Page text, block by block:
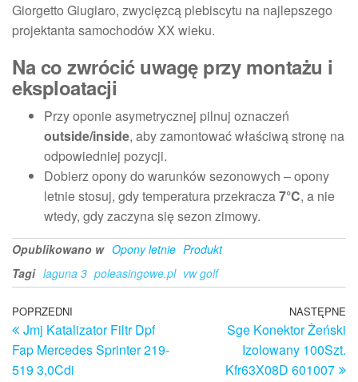
Giorgetto Giugiaro, zwycięzcą plebiscytu na najlepszego
projektanta samochodów XX wieku.
Na co zwrócić uwagę przy montażu i
eksploatacji
Przy oponie asymetrycznej pilnuj oznaczeń
outside/inside, aby zamontować właściwą stronę na
odpowiedniej pozycji.
Dobierz opony do warunków sezonowych – opony
letnie stosuj, gdy temperatura przekracza7°C, a nie
wtedy, gdy zaczyna się sezon zimowy.
Opublikowano w Opony letnie Produkt
Tagi laguna 3 poleasingowe.pl vw golf
Nawigacja
wpisu
Poprzedni
wpis
POPRZEDNI
Jmj Katalizator Filtr Dpf
Fap Mercedes Sprinter 219-
519 3,0Cdi
NASTĘPNE
Sge Konektor Żeński
Izolowany 100Szt.
Kfr63X08D 601007